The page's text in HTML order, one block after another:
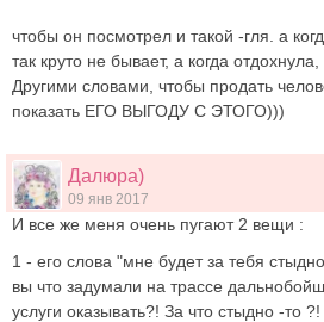
чтобы он посмотрел и такой -гля. а
так круто не бывает, а когда
Другими словами, чтобы продать
показать ЕГО ВЫГОДУ С ЭТОГО)))
Далюра)
09 янв 2017
И все же меня очень пугают 2 вещи :
1 - его слова "мне будет за тебя
вы что задумали на трассе
услуги оказывать?! За что стыдно -то ?!